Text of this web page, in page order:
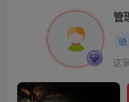
管
这